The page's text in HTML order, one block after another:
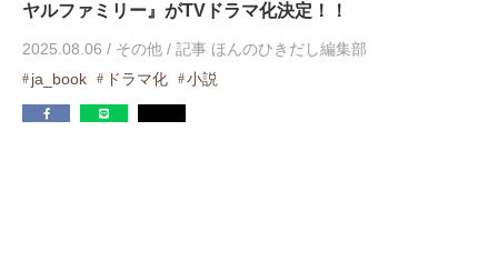
ヤルファミリー』がTVドラマ化決定！！
2025.08.06 / その他 / 記事 ほんのひきだし編集部
ja_book
ドラマ化 小説